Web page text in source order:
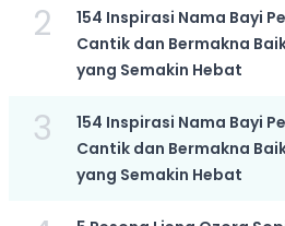
2
154 Inspirasi Nama Bayi
Cantik dan Bermakna
yang Semakin Hebat
3
154 Inspirasi Nama Bayi
Cantik dan Bermakna
yang Semakin Hebat